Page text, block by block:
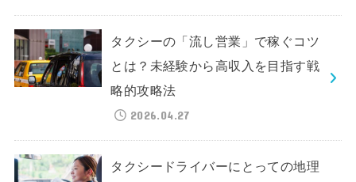
タクシーの「流し営業」で稼ぐコツ
とは？未経験から高収入を目指す戦
略的攻略法
2026.04.27
タクシードライバーにとっての地理